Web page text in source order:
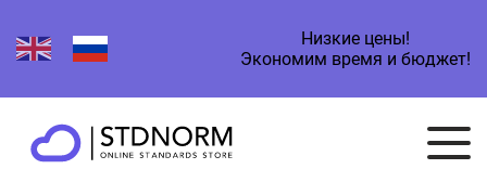
Низкие цены!
Экономим время и бюджет!